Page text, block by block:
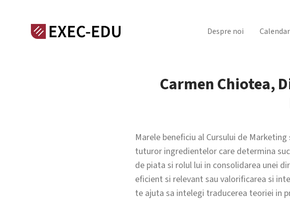
Despre noi Calendar
Carmen Chiotea,
Marele beneficiu al Cursului de
tuturor ingredientelor care determina
de piata si rolul lui in consolidarea unei
eficient si relevant sau valorificarea si
te ajuta sa intelegi traducerea teoriei in